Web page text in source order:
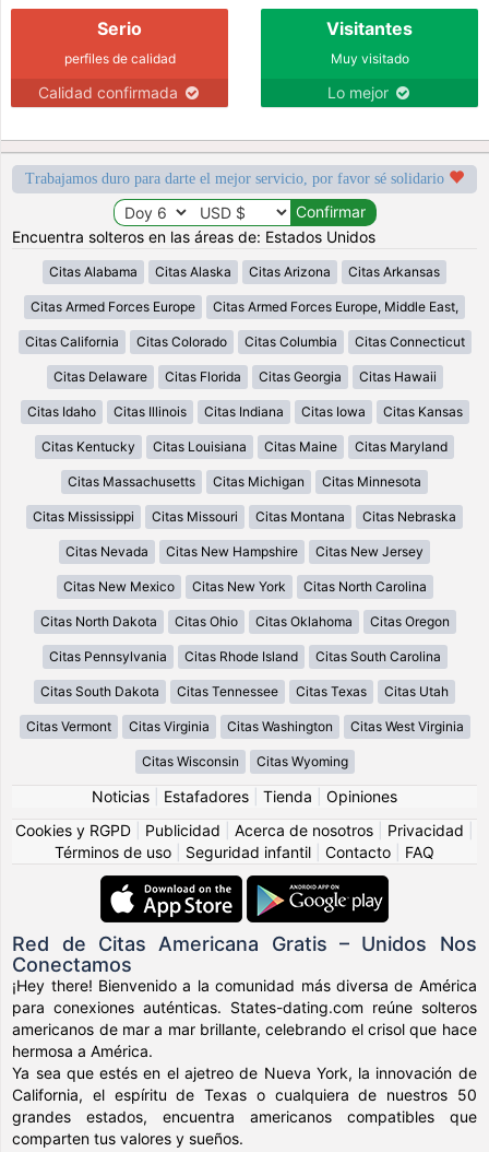
Serio
perfiles de calidad
Calidad confirmada
Visitantes
Muy visitado
Lo mejor
Trabajamos duro para darte el mejor servicio, por favor sé solidario
Encuentra solteros en las áreas de: Estados Unidos
Citas Alabama Citas Alaska Citas Arizona Citas Arkansas
Citas Armed Forces Europe Citas Armed Forces Europe, Middle East,
Citas California Citas Colorado Citas Columbia Citas Connecticut
Citas Delaware Citas Florida Citas Georgia Citas Hawaii
Citas Idaho Citas Illinois Citas Indiana Citas Iowa Citas Kansas
Citas Kentucky Citas Louisiana Citas Maine Citas Maryland
Citas Massachusetts Citas Michigan Citas Minnesota
Citas Mississippi Citas Missouri Citas Montana Citas Nebraska
Citas Nevada Citas New Hampshire Citas New Jersey
Citas New Mexico Citas New York Citas North Carolina
Citas North Dakota Citas Ohio Citas Oklahoma Citas Oregon
Citas Pennsylvania Citas Rhode Island Citas South Carolina
Citas South Dakota Citas Tennessee Citas Texas Citas Utah
Citas Vermont Citas Virginia Citas Washington Citas West Virginia
Citas Wisconsin Citas Wyoming
Noticias Estafadores Tienda
Opiniones
Cookies y RGPD
Publicidad Acerca de nosotros Privacidad
Términos de uso
Seguridad infantil Contacto FAQ
Red de Citas Americana Gratis – Unidos Nos
Conectamos
¡Hey there! Bienvenido a la comunidad más diversa de América
para conexiones auténticas. States-dating.com reúne solteros
americanos de mar a mar brillante, celebrando el crisol que hace
hermosa a América.
Ya sea que estés en el ajetreo de Nueva York, la innovación de
California, el espíritu de Texas o cualquiera de nuestros 50
grandes estados, encuentra americanos compatibles que
comparten tus valores y sueños.